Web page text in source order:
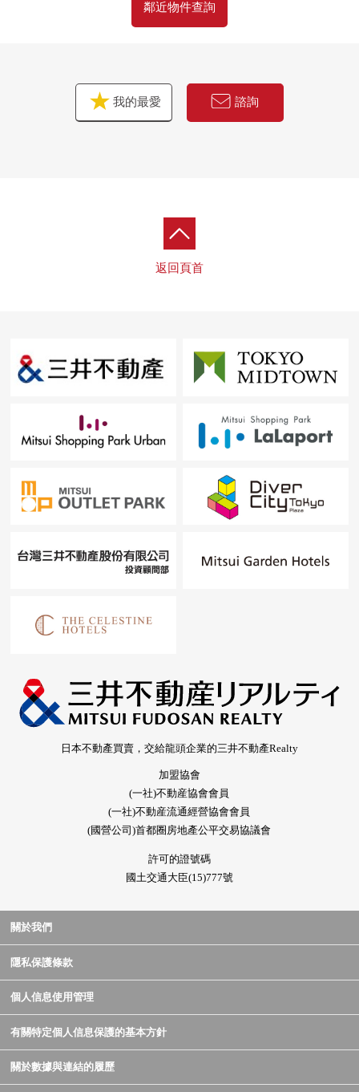
鄰近物件查詢
我的最愛 諮詢
返回頁首
日本不動產買賣，交給龍頭企業的三井不動產Realty
加盟協會
(一社)不動産協會會員
(一社)不動産流通經營協會會員
(國營公司)首都圈房地產公平交易協議會
許可的證號碼
國土交通大臣(15)777號
關於我們
隱私保護條款
個人信息使用管理
有關特定個人信息保護的基本方針
關於數據與連結的履歷